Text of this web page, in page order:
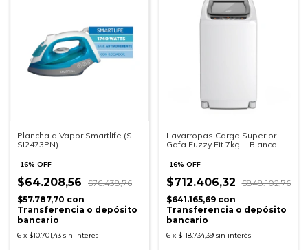
Plancha a Vapor Smartlife (SL-
SI2473PN)
-16% OFF
$64.208,56
$76.438,76
$57.787,70 con
Transferencia o depósito
bancario
6 x $10.701,43 sin interés
Lavarropas Carga Superior
Gafa Fuzzy Fit 7kg. - Blanco
-16% OFF
$712.406,32
$848.102,76
$641.165,69 con
Transferencia o depósito
bancario
6 x $118.734,39 sin interés